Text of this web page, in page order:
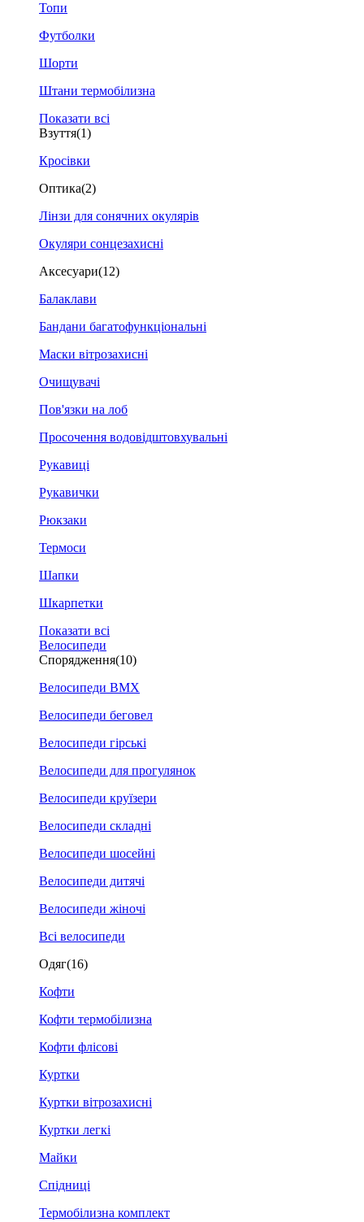
Топи
Футболки
Шорти
Штани термобілизна
Показати всі
Взуття(1)
Кросівки
Оптика(2)
Лінзи для сонячних окулярів
Окуляри сонцезахисні
Аксесуари(12)
Балаклави
Бандани багатофункціональні
Маски вітрозахисні
Очищувачі
Пов'язки на лоб
Просочення водовідштовхувальні
Рукавиці
Рукавички
Рюкзаки
Термоси
Шапки
Шкарпетки
Показати всі
Велосипеди
Спорядження(10)
Велосипеди BMX
Велосипеди беговел
Велосипеди гірські
Велосипеди для прогулянок
Велосипеди круїзери
Велосипеди складні
Велосипеди шосейні
Велосипеди дитячі
Велосипеди жіночі
Всі велосипеди
Одяг(16)
Кофти
Кофти термобілизна
Кофти флісові
Куртки
Куртки вітрозахисні
Куртки легкі
Майки
Спідниці
Термобілизна комплект